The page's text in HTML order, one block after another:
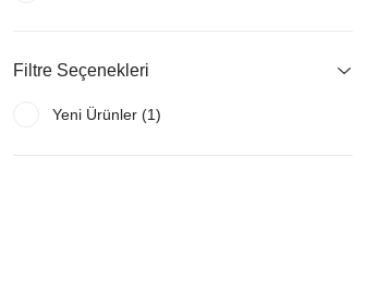
Filtre Seçenekleri
Yeni Ürünler (1)